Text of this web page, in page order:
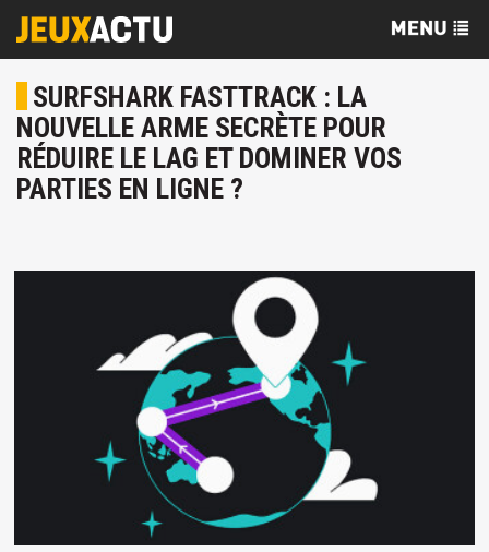
SURFSHARK FASTTRACK : LA
NOUVELLE ARME SECRÈTE POUR
RÉDUIRE LE LAG ET DOMINER VOS
PARTIES EN LIGNE ?